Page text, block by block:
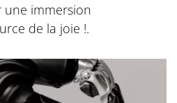
une immersion
de la joie !.